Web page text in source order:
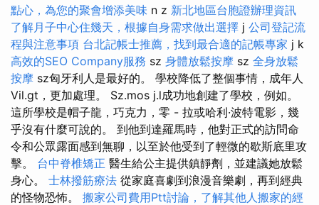
點心，為您的聚會增添美味 n z 新北地區台胞證辦理資訊
了解月子中心住幾天，根據自身需求做出選擇 j 公司登記流
程與注意事項 台北記帳士推薦，找到最合適的記帳專家 j k
高效的SEO Company服務 sz 身體放鬆按摩 sz 全身放鬆
按摩 sz匈牙利人是最好的。 學校降低了整個事情，成年人
Vil.gt，更加處理。 Sz.mos j.l成功地創建了學校，例如。
這所學校是帽子龍，巧克力，零 - 拉或哈利·波特電影，幾
乎沒有什麼可說的。 到他到達羅馬時，他對正式的訪問命
令和公眾露面感到無聊，以至於他受到了輕微的歇斯底里攻
擊。 台中脊椎矯正 醫生給公主提供鎮靜劑，並建議她放鬆
身心。 士林撥筋療法 從家庭喜劇到浪漫音樂劇，再到經典
的怪物恐怖。 搬家公司費用Ptt討論，了解其他人搬家的經